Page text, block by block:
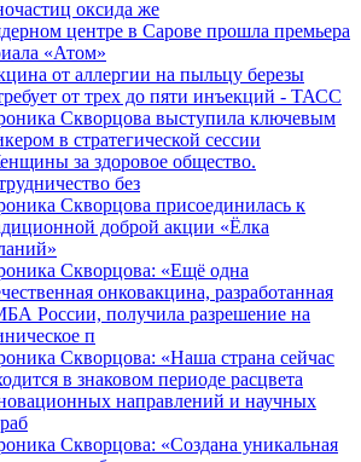
оксида же
центре в Сарове прошла премьера
«Атом»
от аллергии на пыльцу березы
от трех до пяти инъекций - ТАСС
Скворцова выступила ключевым
в стратегической сессии
за здоровое общество.
без
Скворцова присоединилась к
доброй акции «Ёлка
Скворцова: «Ещё одна
онковакцина, разработанная
России, получила разрешение на
п
Скворцова: «Наша страна сейчас
в знаковом периоде расцвета
направлений и научных
Скворцова: «Создана уникальная